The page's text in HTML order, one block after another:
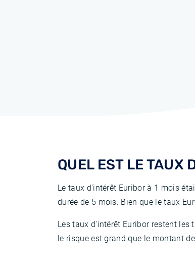
QUEL EST LE TAUX
Le taux d'intérêt Euribor à 1 mois
durée de 5 mois. Bien que le taux
Les taux d'intérêt Euribor restent
le risque est grand que le montant